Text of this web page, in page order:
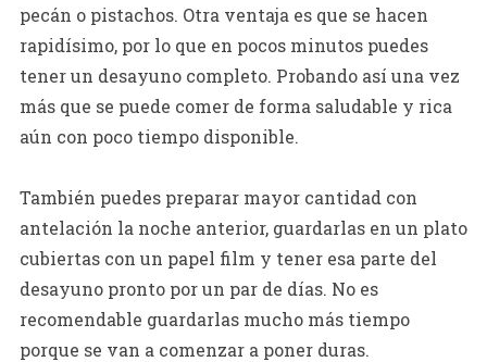
pecán o pistachos. Otra ventaja es que se hacen
rapidísimo, por lo que en pocos minutos puedes
tener un desayuno completo. Probando así una vez
más que se puede comer de forma saludable y rica
aún con poco tiempo disponible.
También puedes preparar mayor cantidad con
antelación la noche anterior, guardarlas en un plato
cubiertas con un papel film y tener esa parte del
desayuno pronto por un par de días. No es
recomendable guardarlas mucho más tiempo
porque se van a comenzar a poner duras.